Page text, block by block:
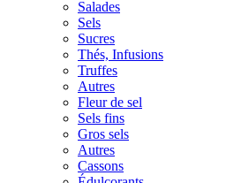
Salades
Sels
Sucres
Thés, Infusions
Truffes
Autres
Fleur de sel
Sels fins
Gros sels
Autres
Cassons